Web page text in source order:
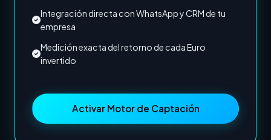
Integración directa con WhatsApp y CRM de tu
empresa
Medición exacta del retorno de cada Euro
invertido
Activar Motor de Captación